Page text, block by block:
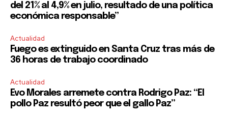
del 21% al 4,9% en julio, resultado de una política
económica responsable”
Actualidad
Fuego es extinguido en Santa Cruz tras más de
36 horas de trabajo coordinado
Actualidad
Evo Morales arremete contra Rodrigo Paz: “El
pollo Paz resultó peor que el gallo Paz”